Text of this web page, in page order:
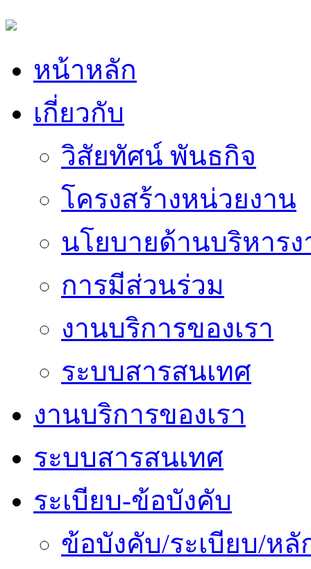
หน้าหลัก
เกี่ยวกับ
วิสัยทัศน์ พันธกิจ
โครงสร้างหน่วยงาน
นโยบายด้านบริหาร
การมีส่วนร่วม
งานบริการของเรา
ระบบสารสนเทศ
งานบริการของเรา
ระบบสารสนเทศ
ระเบียบ-ข้อบังคับ
ข้อบังคับ/ระเบียบ/ห